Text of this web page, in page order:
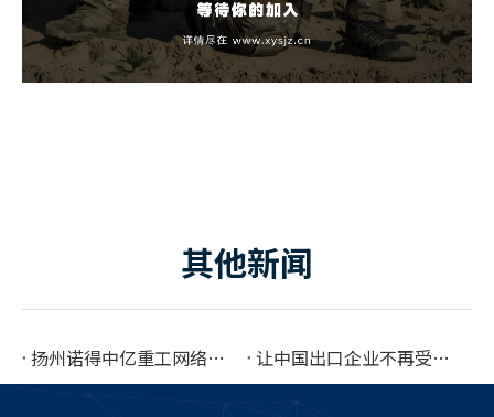
其他新闻
扬州诺得中亿重工网络营销解决方案 让中国出口企业不再受老外的‘欺骗’